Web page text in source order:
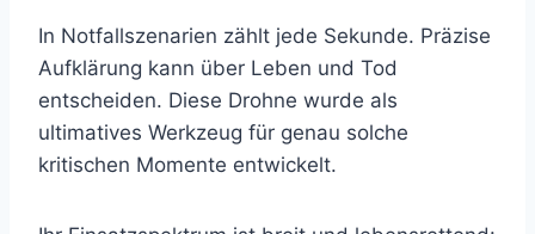
In Notfallszenarien zählt jede Sekunde. Präzise
Aufklärung kann über Leben und Tod
entscheiden. Diese Drohne wurde als
ultimatives Werkzeug für genau solche
kritischen Momente entwickelt.